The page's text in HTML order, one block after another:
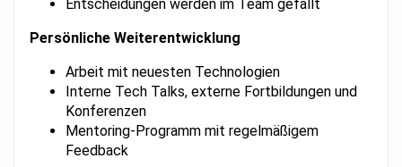
Entscheidungen werden im Team gefällt
Persönliche Weiterentwicklung
Arbeit mit neuesten Technologien
Interne Tech Talks, externe Fortbildungen und
Konferenzen
Mentoring-Programm mit regelmäßigem
Feedback